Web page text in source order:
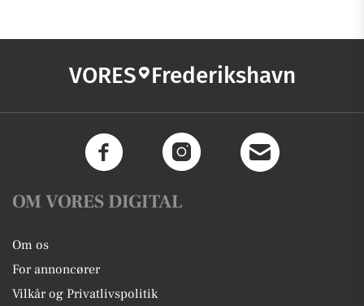
VORES Frederikshavn
OM VORES DIGITAL
Om os
For annoncører
Vilkår og Privatlivspolitik